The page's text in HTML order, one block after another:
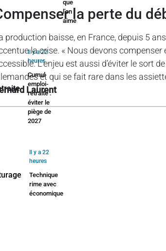
la perte du
production baisse, en France, depuis 5
la crise. « Nous devons
L’enjeu est aussi d’éviter le sort
et qui se fait rare dans les
Laurent
que
l’on
aime
Il y a 22
heures
Cumul
emploi-
retraite :
éviter le
piège de
2027
Il y a 22
heures
Technique
rime avec
économique